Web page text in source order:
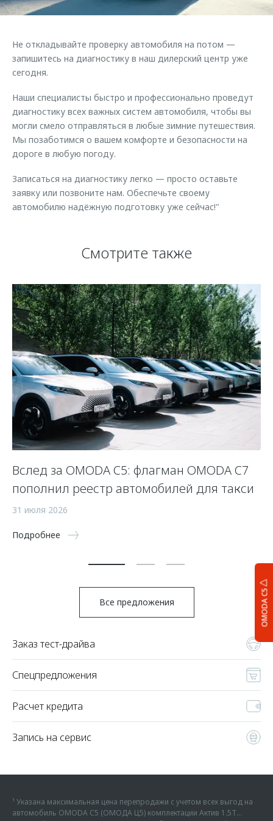
Страхование
Аксессуары
Одежда и сувениры
Оригинальные аксессуары
Запчасти
Трейд-ин
Калькулятор трейд-ин
Клиентская поддержка
Клуб владельцев OMODA
Приложение O&J
Аксессуары
Одежда и сувениры
Оригинальные аксессуары
Запчасти
Обратная связь
OMODA C5
Не откладывайте проверку автомобиля на потом —
запишитесь на диагностику в наш дилерский центр уже
сегодня.
Наши специалисты быстро и профессионально проведут
диагностику всех важных систем автомобиля, чтобы вы
могли смело отправляться в любые зимние путешествия.
Мы позаботимся о вашем комфорте и безопасности на
дороге в любую погоду.
Записаться на диагностику легко — просто оставьте
заявку или позвоните нам. Обеспечьте своему
автомобилю надёжную подготовку уже сейчас!"
Смотрите также
Вслед за OMODA C5: флагман OMODA C7
пополнил реестр автомобилей для такси
31 июля 2026
Подробнее
Все предложения
Заказ тест-драйва
Спецпредложения
Расчет кредита
Запись на сервис
¹ Указана максимальная цена перепродажи с учетом всех выгод на
автомобиль OMODA C5 (ОМОДА Ц5) комплектации Актив 1.5Т